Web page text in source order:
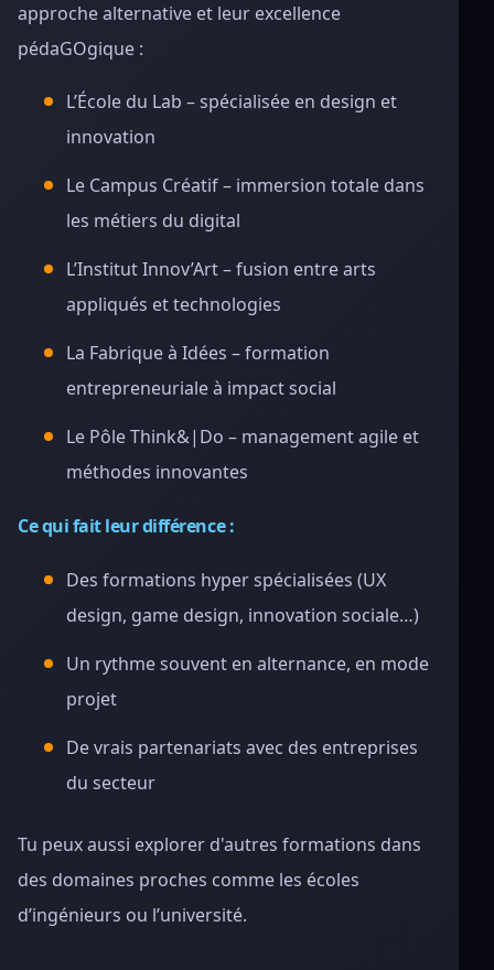
approche alternative et leur excellence
pédaGOgique :
L’École du Lab – spécialisée en design et
innovation
Le Campus Créatif – immersion totale dans
les métiers du digital
L’Institut Innov’Art – fusion entre arts
appliqués et technologies
La Fabrique à Idées – formation
entrepreneuriale à impact social
Le Pôle Think&|Do – management agile et
méthodes innovantes
Ce qui fait leur différence :
Des formations hyper spécialisées (UX
design, game design, innovation sociale…)
Un rythme souvent en alternance, en mode
projet
De vrais partenariats avec des entreprises
du secteur
Tu peux aussi explorer d'autres formations dans
des domaines proches comme les écoles
d’ingénieurs ou l’université.